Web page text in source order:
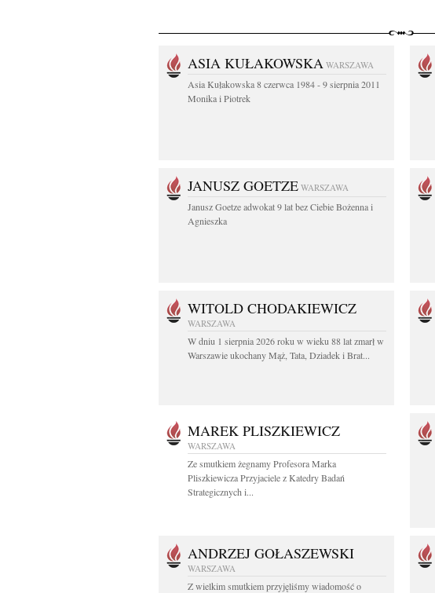
ASIA KUŁAKOWSKA WARSZAWA
Asia Kułakowska 8 czerwca 1984 - 9 sierpnia 2011
Monika i Piotrek
JANUSZ GOETZE WARSZAWA
Janusz Goetze adwokat 9 lat bez Ciebie Bożenna i
Agnieszka
WITOLD CHODAKIEWICZ
WARSZAWA
W dniu 1 sierpnia 2026 roku w wieku 88 lat zmarł w
Warszawie ukochany Mąż, Tata, Dziadek i Brat...
MAREK PLISZKIEWICZ
WARSZAWA
Ze smutkiem żegnamy Profesora Marka
Pliszkiewicza Przyjaciele z Katedry Badań
Strategicznych i...
ANDRZEJ GOŁASZEWSKI
WARSZAWA
Z wielkim smutkiem przyjęliśmy wiadomość o